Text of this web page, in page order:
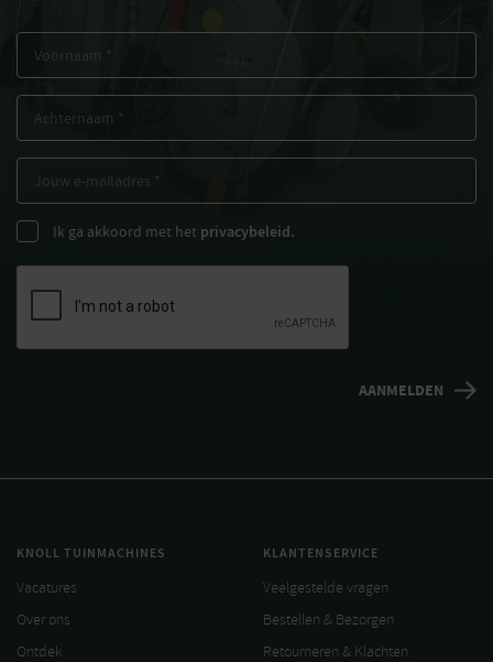
Ik ga akkoord met het privacybeleid.
KNOLL TUINMACHINES
Vacatures
Over ons
Ontdek
KLANTENSERVICE
Veelgestelde vragen
Bestellen & Bezorgen
Retourneren & Klachten